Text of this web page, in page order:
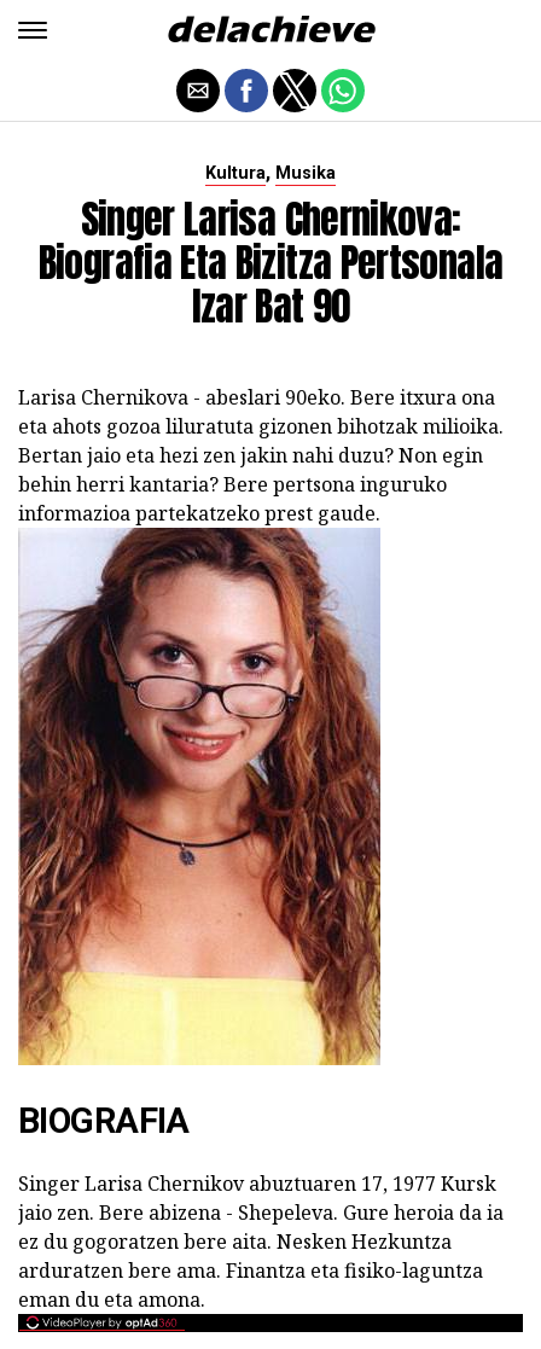
Kultura, Musika
Singer Larisa Chernikova:
Biografia Eta Bizitza Pertsonala
Izar Bat 90
Larisa Chernikova - abeslari 90eko. Bere itxura ona
eta ahots gozoa liluratuta gizonen bihotzak milioika.
Bertan jaio eta hezi zen jakin nahi duzu? Non egin
behin herri kantaria? Bere pertsona inguruko
informazioa partekatzeko prest gaude.
BIOGRAFIA
Singer Larisa Chernikov abuztuaren 17, 1977 Kursk
jaio zen. Bere abizena - Shepeleva. Gure heroia da ia
ez du gogoratzen bere aita. Nesken Hezkuntza
arduratzen bere ama. Finantza eta fisiko-laguntza
eman du eta amona.